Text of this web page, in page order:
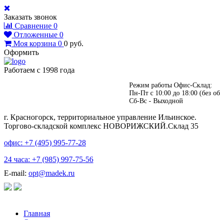
Заказать звонок
Сравнение 0
Отложенные 0
Моя корзина 0 0 руб.
Оформить
Работаем с 1998 года
Режим работы Офис-Склад:
Пн-Пт с 10:00 до 18:00 (без
Сб-Вс - Выходной
г. Красногорск, территориальное управление Ильинское.
Торгово-складской комплекс НОВОРИЖСКИЙ.Склад 35
офис: +7 (495) 995-77-28
24 часа: +7 (985) 997-75-56
E-mail: opt@madek.ru
Главная